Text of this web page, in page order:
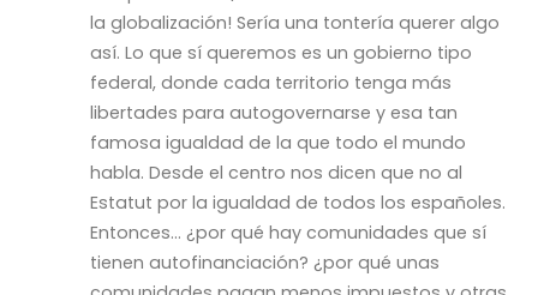
la globalización! Sería una tontería querer algo
así. Lo que sí queremos es un gobierno tipo
federal, donde cada territorio tenga más
libertades para autogovernarse y esa tan
famosa igualdad de la que todo el mundo
habla. Desde el centro nos dicen que no al
Estatut por la igualdad de todos los españoles.
Entonces… ¿por qué hay comunidades que sí
tienen autofinanciación? ¿por qué unas